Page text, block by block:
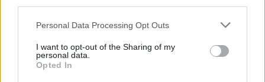
Personal Data Processing Opt Outs
I want to opt-out of the Sharing of my
personal data.
Opted In
HOZZÁSZÓLOK A CIKKHEZ